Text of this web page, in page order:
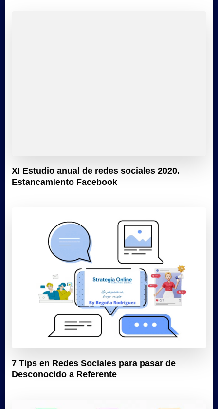
XI Estudio anual de redes sociales 2020.
Estancamiento Facebook
7 Tips en Redes Sociales para pasar de
Desconocido a Referente